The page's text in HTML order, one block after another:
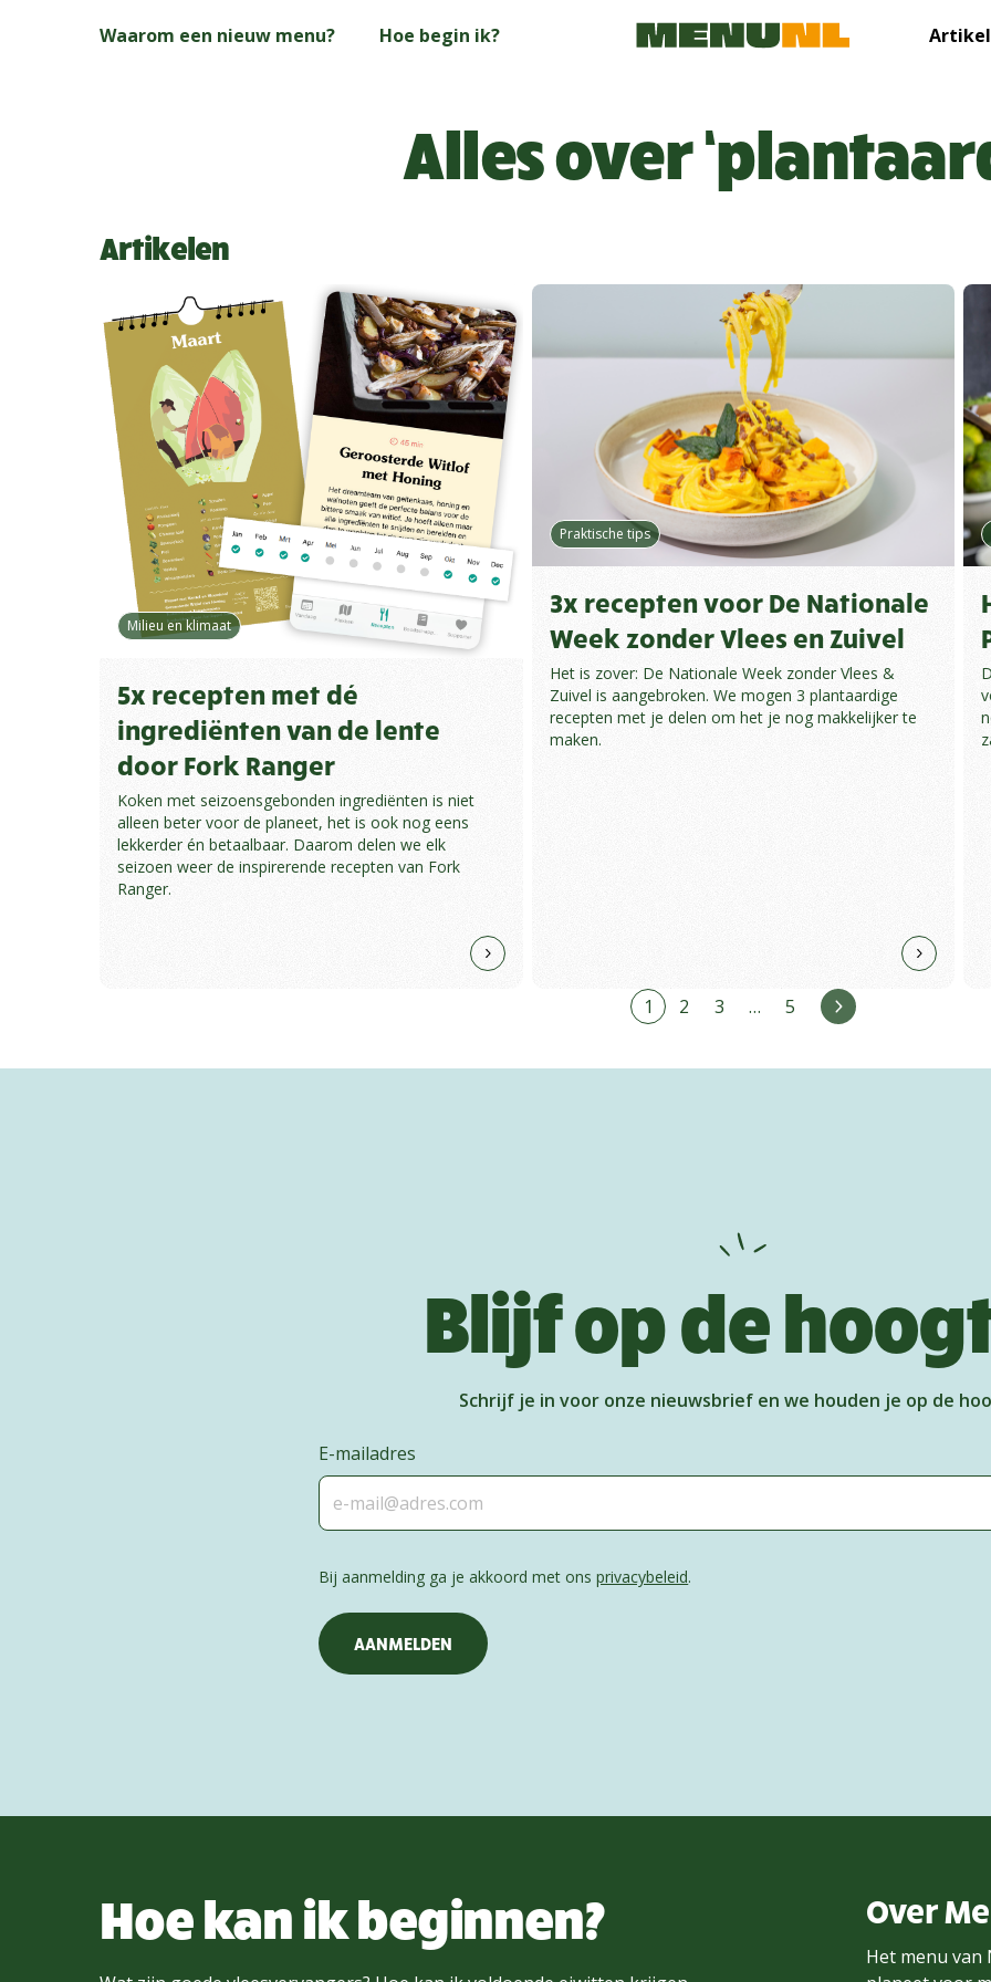
Waarom een nieuw menu? Hoe begin ik?
Alles over
Artikelen
Milieu en klimaat
5x recepten met dé
ingrediënten van de lente
door Fork Ranger
Koken met seizoensgebonden ingrediënten is niet
alleen beter voor de planeet, het is ook nog eens
lekkerder én betaalbaar. Daarom delen we elk
seizoen weer de inspirerende recepten van Fork
Ranger.
Praktische tips
3x recepten voor De Nationale
Week zonder Vlees en Zuivel
Het is zover: De Nationale Week zonder Vlees &
Zuivel is aangebroken. We mogen 3 plantaardige
recepten met je delen om het je nog makkelijker te
maken.
1 2 3 … 5 Volgende
Blijf op de
Schrijf je in voor onze nieuwsbrief en we houden je op de
E-mailadres
Bij aanmelding ga je akkoord met onsprivacybeleid.
Hoe kan ik beginnen? Over
Het menu van